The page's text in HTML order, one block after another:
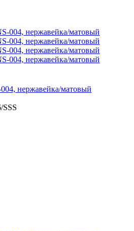
нержавейка/матовый
SSS